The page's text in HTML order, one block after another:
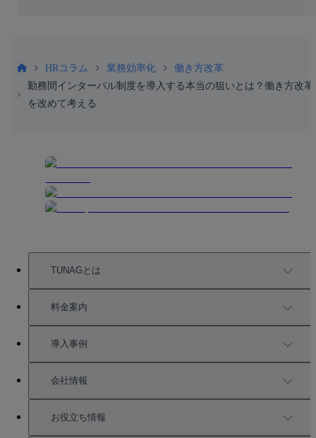
HRコラム 業務効率化
働き方改革
勤務間インターバル制度を導入する本当の狙いとは？働き方改革
を改めて考える
TUNAGとは
TUNAGの特徴
機能一覧
充実したサポート
料金案内
料金案内
導入事例
導入事例
活用方法
会社情報
会社情報
お役立ち情報